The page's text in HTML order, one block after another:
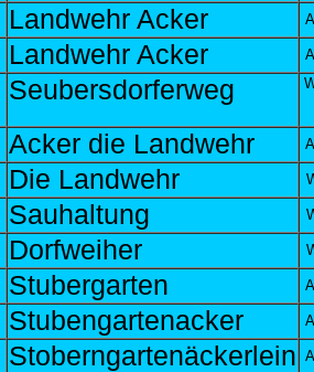
Landwehr Acker
Landwehr Acker
Seubersdorferweg
Acker die Landwehr
Die Landwehr
Sauhaltung
Dorfweiher
Stubergarten
Stubengartenacker
Stoberngartenäckerlein